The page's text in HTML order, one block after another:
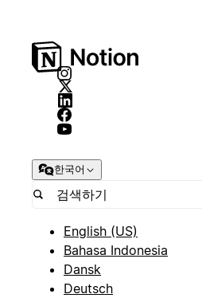
한국어
English (US)
Bahasa Indonesia
Dansk
Deutsch